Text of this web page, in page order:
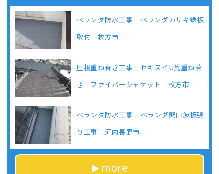
ベランダ防水工事 ベランダカサギ鉄板
取付 枚方市
屋根重ね葺き工事 セキスイU瓦重ね葺
き ファイバージャケット 枚方市
ベランダ防水工事 ベランダ開口波板張
り工事 河内長野市
more